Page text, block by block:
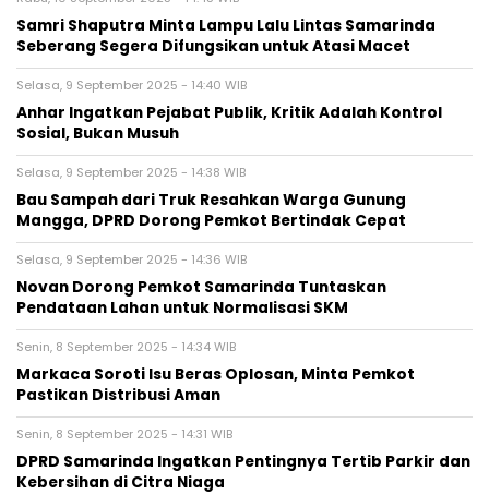
Samri Shaputra Minta Lampu Lalu Lintas Samarinda
Seberang Segera Difungsikan untuk Atasi Macet
Selasa, 9 September 2025 - 14:40 WIB
Anhar Ingatkan Pejabat Publik, Kritik Adalah Kontrol
Sosial, Bukan Musuh
Selasa, 9 September 2025 - 14:38 WIB
Bau Sampah dari Truk Resahkan Warga Gunung
Mangga, DPRD Dorong Pemkot Bertindak Cepat
Selasa, 9 September 2025 - 14:36 WIB
Novan Dorong Pemkot Samarinda Tuntaskan
Pendataan Lahan untuk Normalisasi SKM
Senin, 8 September 2025 - 14:34 WIB
Markaca Soroti Isu Beras Oplosan, Minta Pemkot
Pastikan Distribusi Aman
Senin, 8 September 2025 - 14:31 WIB
DPRD Samarinda Ingatkan Pentingnya Tertib Parkir dan
Kebersihan di Citra Niaga